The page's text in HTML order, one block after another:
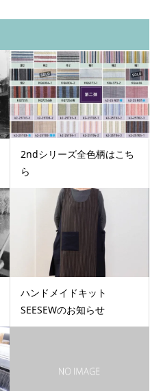
2ndシリーズ全色柄はこち
ら
ハンドメイドキット
SEESEWのお知らせ